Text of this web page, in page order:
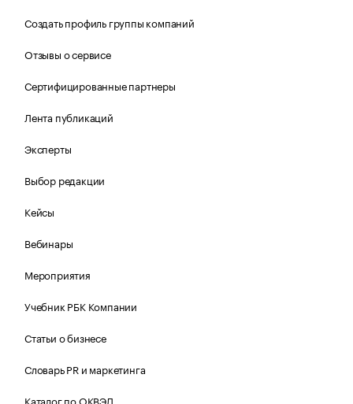
Создать профиль группы компаний
Отзывы о сервисе
Сертифицированные партнеры
Лента публикаций
Эксперты
Выбор редакции
Кейсы
Вебинары
Мероприятия
Учебник РБК Компании
Статьи о бизнесе
Словарь PR и маркетинга
Каталог по ОКВЭД